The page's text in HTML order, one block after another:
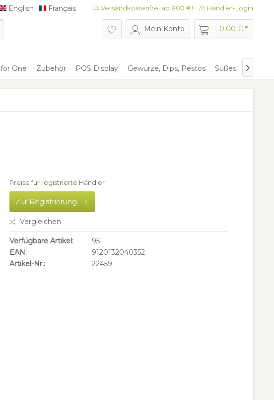
English
English Français
Français Versandkostenfrei ab 800 €! Händler-Login
Mein Konto 0,00 € *
One Zubehör POS Display Gewürze, Dips, Pestos Süßes Give

Preise für registrierte Händler
Zur Registrierung
Vergleichen
Verfügbare Artikel:
95
EAN:
9120132040352
Artikel-Nr.:
22459